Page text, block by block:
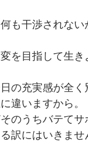
も干渉されな
を目指して生
の充実感が全
違いますから。
のうちバテて
訳にはいきませ